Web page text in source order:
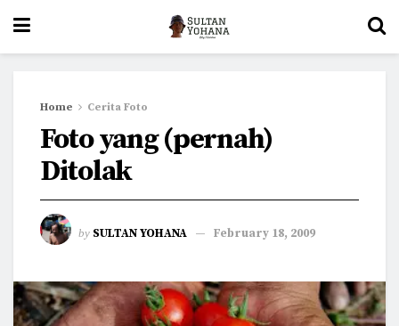
Home Cerita Foto
Foto yang (pernah)
Ditolak
by SULTAN YOHANA February 18, 2009